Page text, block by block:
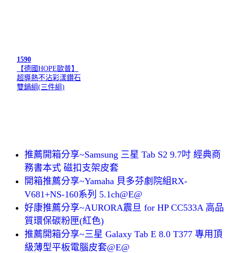
1590
【德國HOPE歐普】
超導熱不沾彩漾鑽石
雙鍋組(三件組)
推薦開箱分享~Samsung 三星 Tab S2 9.7吋 經典商
務書本式 磁扣支架皮套
開箱推薦分享~Yamaha 貝多芬劇院組RX-
V681+NS-160系列 5.1ch@E@
好康推薦分享~AURORA震旦 for HP CC533A 高品
質環保碳粉匣(紅色)
推薦開箱分享~三星 Galaxy Tab E 8.0 T377 專用頂
級薄型平板電腦皮套@E@